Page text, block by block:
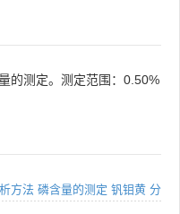
的测定。测定范围：0.50%
方法 磷含量的测定 钒钼黄 分